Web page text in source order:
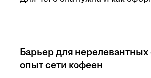
Барьер для нерелевантных
опыт сети кофеен